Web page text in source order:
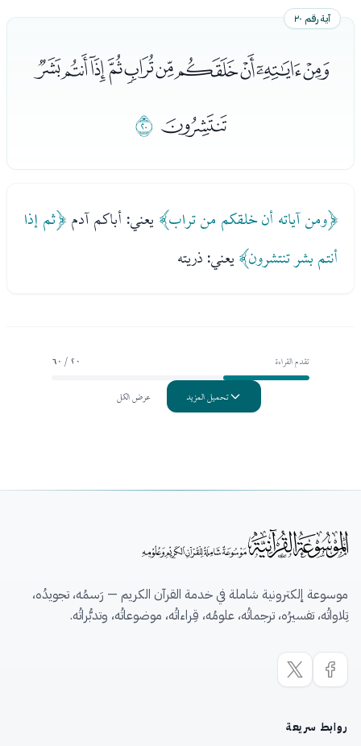
آية رقم ٢٠
ﭽﭾﭿﮀﮁﮂﮃﮄﮅﮆ
ﮇﮈ
﴿ومن آياته أن خلقكم من تراب﴾ يعني: أباكم آدم﴿ثم إذا
أنتم بشر تنتشرون﴾يعني: ذريته
تقدم القراءة
20 / 60
تحميل المزيد
عرض الكل
موسوعة إلكترونية شاملة في خدمة القرآن الكريم — رَسمُه، تجويدُه،
تِلاواتُه، تفسيرُه، ترجماتُه، علومُه، قِراءاتُه، موضوعاتُه، وتدبُّراتُه.
روابط سريعة